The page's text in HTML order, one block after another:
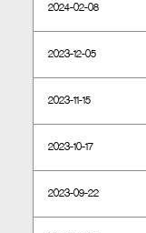
2024-02-08
2023-12-05
2023-11-15
2023-10-17
2023-09-22